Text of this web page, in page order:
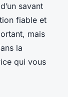
savant
fiable et
mais
la
qui vous